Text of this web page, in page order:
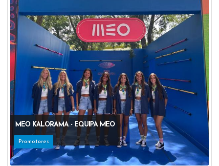
MEO KALORAMA - EQUIPA MEO
Promotores